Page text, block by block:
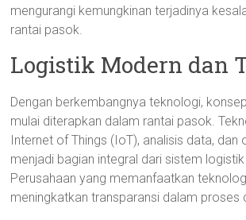
mengurangi kemungkinan terjadinya
rantai pasok.
Logistik Modern dan
Dengan berkembangnya teknologi, konsep
mulai diterapkan dalam rantai pasok.
Internet of Things (IoT), analisis data, dan
menjadi bagian integral dari sistem
Perusahaan yang memanfaatkan
meningkatkan transparansi dalam proses